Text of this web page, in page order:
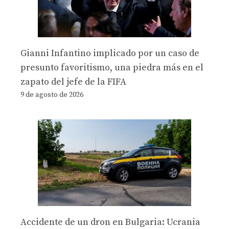
Gianni Infantino implicado por un caso de
presunto favoritismo, una piedra más en el
zapato del jefe de la FIFA
9 de agosto de 2026
Accidente de un dron en Bulgaria: Ucrania